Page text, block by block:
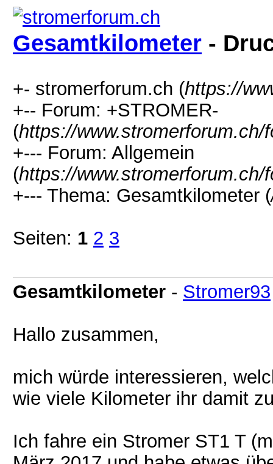
Gesamtkilometer -
+- stromerforum.ch (https://
+-- Forum: +STROMER-
(https://www.stromerforum.ch/
+--- Forum: Allgemein
(https://www.stromerforum.ch/
+--- Thema: Gesamtkilometer (
Seiten: 1 2 3
Gesamtkilometer - Stromer93
Hallo zusammen,
mich würde interessieren,
wie viele Kilometer ihr damit
Ich fahre ein Stromer ST1 T